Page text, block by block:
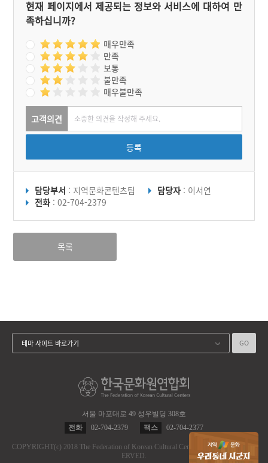
현재 페이지에서 제공되는 정보와 서비스에 대하여 만
족하십니까?
매우만족
만족
보통
불만족
매우불만족
고객의견
등록
담당부서 : 지역문화콘텐츠팀 담당자 : 이서연
전화 : 02-704-2379
목록
서울 마포대로 49 성우빌딩 308호
전화
02-704-2379 팩스 02-704-2377
COPYRIGHT(c) 2018 The Federation of Korean Cultural Centers.
ALL RIGHT RES
ERVED.
테마 사이트 바로가기 GO